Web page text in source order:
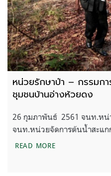
หน่วยรักษาป่า – กรรมก
ชุมชนบ้านอ่างห้วยดง
26 กุมภาพันธ์ 2561 จนท.ห
จนท.หน่วยจัดการต้นน้ำสะแ
READ MOREหน่วยรักษาป่า –